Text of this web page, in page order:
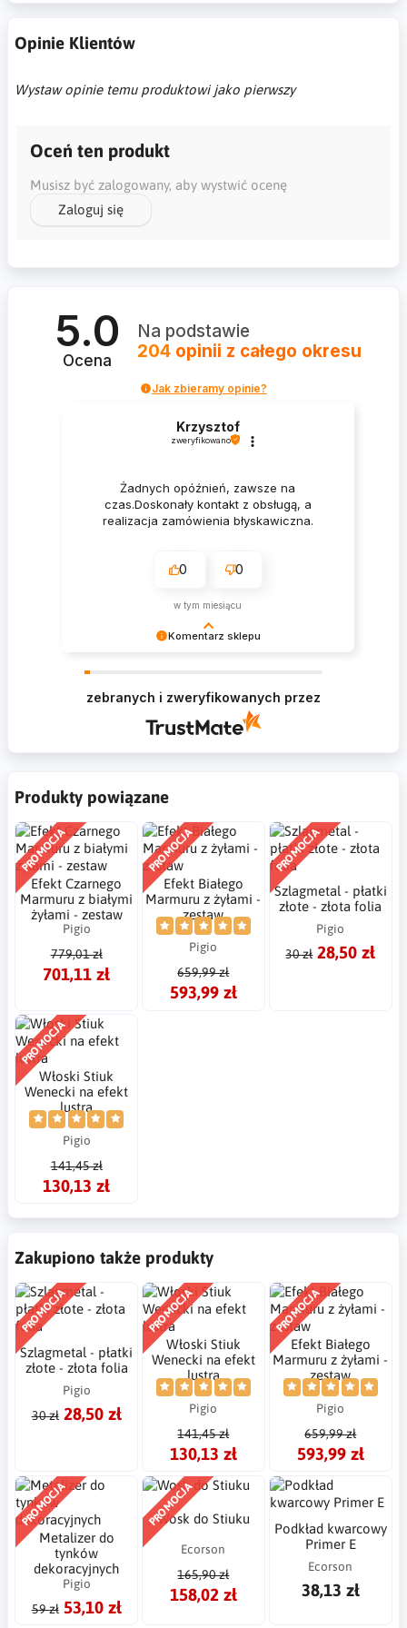
Opinie Klientów
Wystaw opinie temu produktowi jako pierwszy
Oceń ten produkt
Musisz być zalogowany, aby wystwić ocenę
Zaloguj się
5.0
Ocena
Na podstawie
204 opinii z całego okresu
Jak zbieramy opinie?
Komentarz sklepu
Krzysztof
zweryfikowano
Żadnych opóźnień, zawsze na
czas.Doskonały kontakt z obsługą, a
realizacja zamówienia błyskawiczna.
0 0
w tym miesiącu
zebranych i zweryfikowanych przez
Produkty powiązane
PROMOCJA
Efekt Czarnego
Marmuru z białymi
żyłami - zestaw
Pigio
779,01 zł
701,11 zł
PROMOCJA
Efekt Białego
Marmuru z żyłami -
zestaw
Pigio
659,99 zł
593,99 zł
PROMOCJA
Szlagmetal - płatki
złote - złota folia
Pigio
30 zł 28,50 zł
PROMOCJA
Włoski Stiuk
Wenecki na efekt
lustra
Pigio
141,45 zł
130,13 zł
Zakupiono także produkty
PROMOCJA
Szlagmetal - płatki
złote - złota folia
Pigio
30 zł 28,50 zł
PROMOCJA
Włoski Stiuk
Wenecki na efekt
lustra
Pigio
141,45 zł
130,13 zł
PROMOCJA
Efekt Białego
Marmuru z żyłami -
zestaw
Pigio
659,99 zł
593,99 zł
PROMOCJA
Metalizer do
tynków
dekoracyjnych
Pigio
59 zł 53,10 zł
PROMOCJA
Wosk do Stiuku
Ecorson
165,90 zł
158,02 zł
Podkład kwarcowy
Primer E
Ecorson
38,13 zł